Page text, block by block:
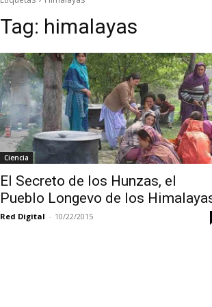
Tag: himalayas
Ciencia
El Secreto de los Hunzas, el
Pueblo Longevo de los
Red Digital - 10/22/2015